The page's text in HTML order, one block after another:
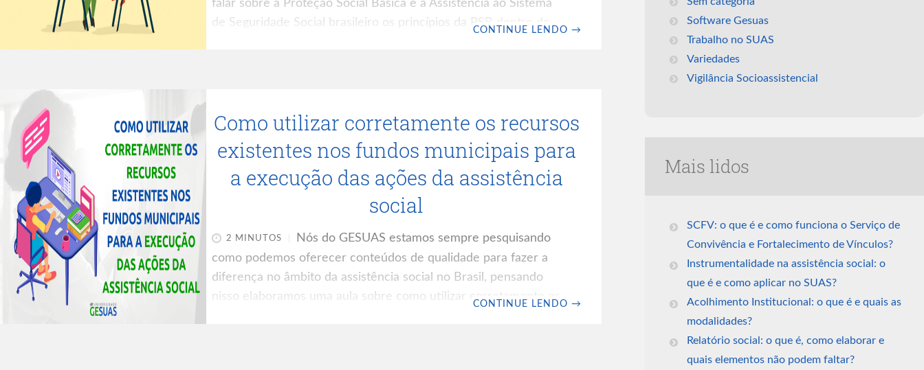
falar sobre a Proteção Social Básica e a Assistência ao Sistema
de Seguridade Social brasileiro os princípios da PSB dentro da
Social no SUAS A Precariedade dos serviços da PSB e seus
CONTINUE LENDO →
Como utilizar corretamente os recursos
existentes nos fundos municipais para
a execução das ações da assistência
social
2 MINUTOS
Nós do GESUAS estamos sempre pesquisando
como podemos oferecer conteúdos de qualidade para fazer a
diferença no âmbito da assistência social no Brasil, pensando
nisso elaboramos uma aula sobre como utilizar corretamente os
CONTINUE LENDO →
Software Gesuas
Trabalho no SUAS
Variedades
Vigilância Socioassistencial
Mais lidos
SCFV: o que é e como funciona o Serviço de
Convivência e Fortalecimento de Vínculos?
Instrumentalidade na assistência social: o
que é e como aplicar no SUAS?
Acolhimento Institucional: o que é e quais as
modalidades?
Relatório social: o que é, como elaborar e
quais elementos não podem faltar?